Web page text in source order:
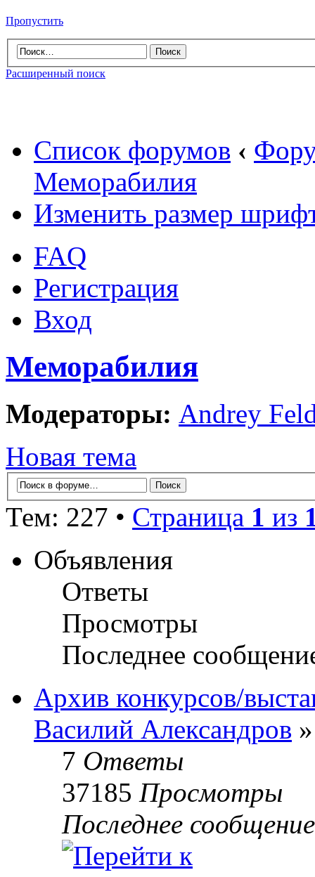
Пропустить
Расширенный поиск
Список форумов ‹
Меморабилия
Изменить размер
FAQ
Регистрация
Вход
Меморабилия
Модераторы: Andrey
Новая тема
Тем: 227 • Страница 1 из
Объявления
Ответы
Просмотры
Последнее
Архив конкурсов/
Василий Александров
7 Ответы
37185 Просмотры
Последнее